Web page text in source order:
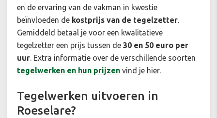
en de ervaring van de vakman in kwestie
beïnvloeden de kostprijs van de tegelzetter.
Gemiddeld betaal je voor een kwalitatieve
tegelzetter een prijs tussen de 30 en 50 euro per
uur. Extra informatie over de verschillende soorten
tegelwerken en hun prijzen vind je hier.
Tegelwerken uitvoeren in
Roeselare?